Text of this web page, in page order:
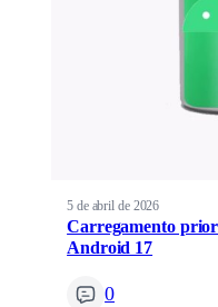
5 de abril de 2026
Carregamento
Android 17
0